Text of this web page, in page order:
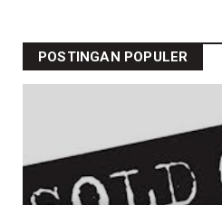
POSTINGAN POPULER